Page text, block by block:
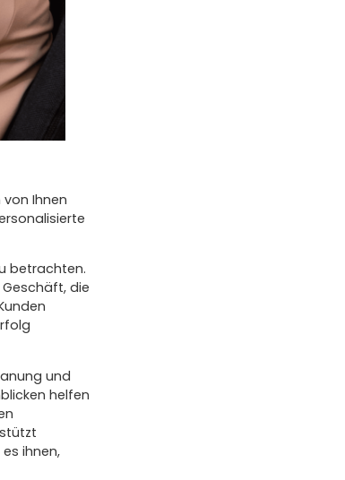
Ihnen
betrachten.
die
und
helfen
ihnen,